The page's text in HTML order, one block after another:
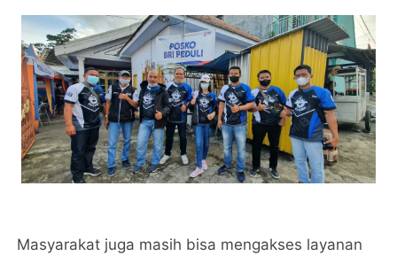
Masyarakat juga masih bisa mengakses layanan